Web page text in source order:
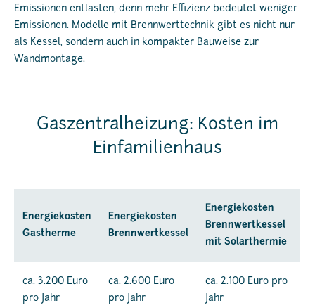
Emissionen entlasten, denn mehr Effizienz bedeutet weniger
Emissionen. Modelle mit Brennwerttechnik gibt es nicht nur
als Kessel, sondern auch in kompakter Bauweise zur
Wandmontage.
Gaszentralheizung: Kosten im
Einfamilienhaus
Energiekosten
Gastherme
Energiekosten
Brennwertkessel
Energiekosten
Brennwertkessel
mit Solarthermie
ca. 3.200 Euro
pro Jahr
ca. 2.600 Euro
pro Jahr
ca. 2.100 Euro pro
Jahr